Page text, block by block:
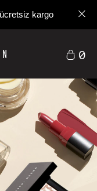
kargo
0